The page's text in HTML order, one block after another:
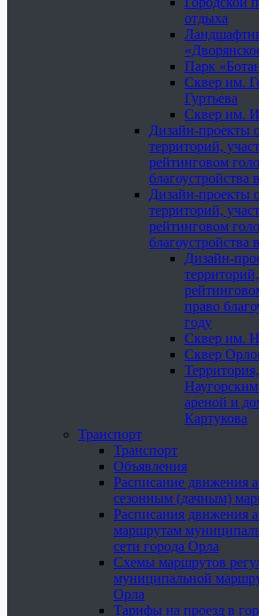
отдыха
Парк
Сквер им.
Гуртьева
Сквер им.
Дизайн-проекты
территорий,
рейтинговом
благоустройства
Дизайн-проекты
территорий,
рейтинговом
благоустройства
Дизайн-
право
году
Сквер им.
Сквер
ареной и
Картукова
Транспорт
Транспорт
Объявления
Расписание движения
сезонным (дачным)
Расписания движения
маршрутам
сети города Орла
Схемы маршрутов
муниципальной
Орла
Тарифы на проезд в